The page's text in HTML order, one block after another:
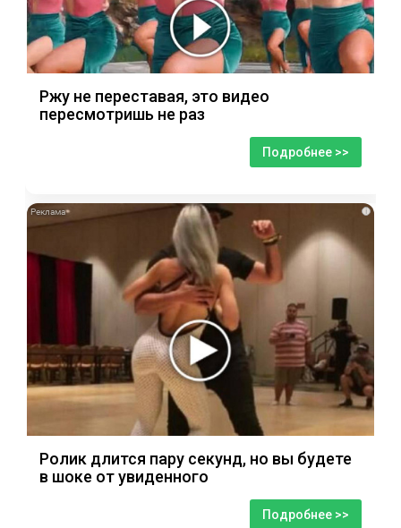
Ржу не переставая, это видео
пересмотришь не раз
Подробнее >>
i
Ролик длится пару секунд, но вы будете
в шоке от увиденного
Подробнее >>